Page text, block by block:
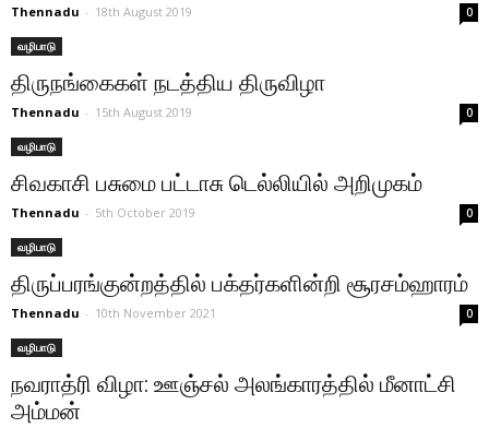
Thennadu - 18th August 2019 0
வழிபாடு
திருநங்கைகள் நடத்திய திருவிழா
Thennadu - 15th August 2019 0
வழிபாடு
சிவகாசி பசுமை பட்டாசு டெல்லியில் அறிமுகம்
Thennadu - 5th October 2019 0
வழிபாடு
திருப்பரங்குன்றத்தில் பக்தர்களின்றி சூரசம்ஹாரம்
Thennadu - 10th November 2021 0
வழிபாடு
நவராத்ரி விழா: ஊஞ்சல் அலங்காரத்தில் மீனாட்சி
அம்மன்